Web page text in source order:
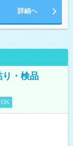
詳細へ
り・検品